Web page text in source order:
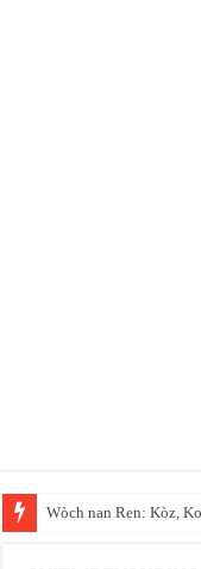
Wòch nan Ren: Kòz,